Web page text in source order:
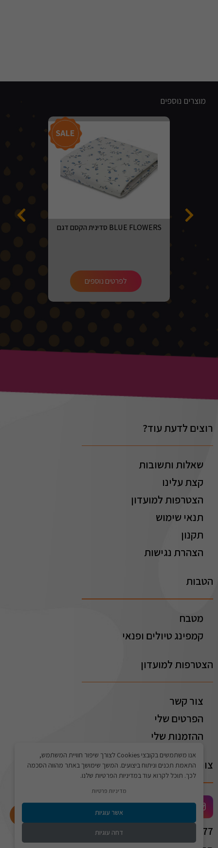
אנו משתמשים בקובצי Cookies לצורך שיפור חוויית המשתמש,
התאמת תכנים וניתוח ביצועים. המשך שימושך באתר מהווה הסכמה
לכך. תוכל לקרוא עוד במדיניות הפרטיות שלנו.
מדיניות פרטיות
אשר עוגיות
דחה עוגיות
מוצרים נוספים
סדינית הקסם דגם BLUE FLOWERS
לפרטים נוספים
רוצים לדעת עוד?
שאלות ותשובות
קצת עלינו
הצטרפות למועדון
תנאי שימוש
תקנון
הצהרת נגישות
הטבות
מטבח
קמפינג טיולים ופנאי
הצטרפות למועדון
צור קשר
הפרטים שלי
ההזמנות שלי
צור קשר
072-2775577